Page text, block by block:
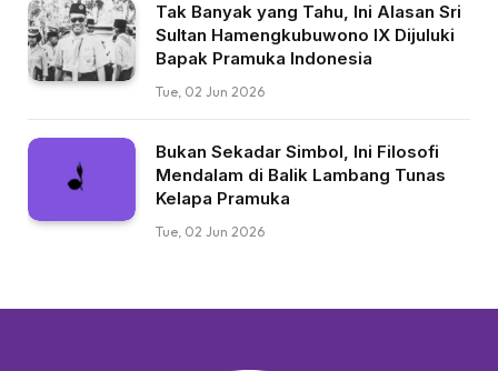
Tak Banyak yang Tahu, Ini Alasan Sri
Sultan Hamengkubuwono IX Dijuluki
Bapak Pramuka Indonesia
Tue, 02 Jun 2026
Bukan Sekadar Simbol, Ini Filosofi
Mendalam di Balik Lambang Tunas
Kelapa Pramuka
Tue, 02 Jun 2026